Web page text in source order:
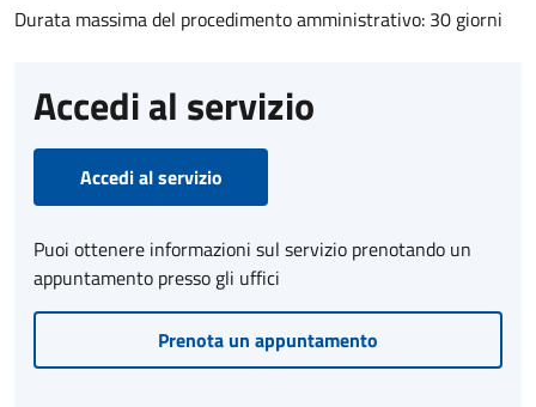
Durata massima del procedimento amministrativo: 30 giorni
Accedi al servizio
Accedi al servizio
Puoi ottenere informazioni sul servizio prenotando un
appuntamento presso gli uffici
Prenota un appuntamento